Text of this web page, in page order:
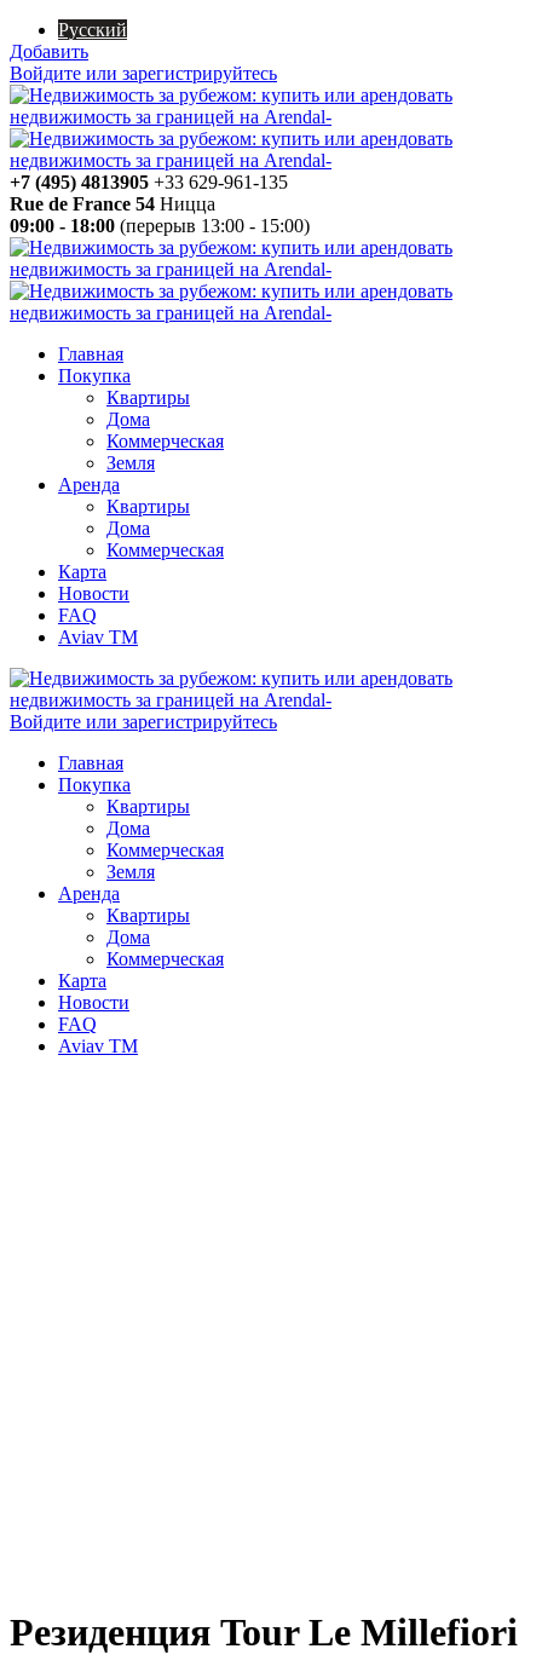
Русский
Добавить
Войдите или зарегистрируйтесь
+7 (495) 4813905 +33 629-961-135
Rue de France 54 Ницца
09:00 - 18:00 (перерыв 13:00 - 15:00)
Главная
Покупка
Квартиры
Дома
Коммерческая
Земля
Аренда
Квартиры
Дома
Коммерческая
Карта
Новости
FAQ
Aviav TM
Войдите или зарегистрируйтесь
Главная
Покупка
Квартиры
Дома
Коммерческая
Земля
Аренда
Квартиры
Дома
Коммерческая
Карта
Новости
FAQ
Aviav TM
Резиденция Tour Le Millefiori